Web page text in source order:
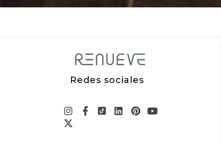
Redes sociales
Instagram
Facebook-
f
Linkedin
Pinterest
Youtube
X-
twitter